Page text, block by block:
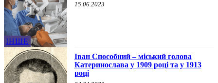
ІНШЕ
15.06.2023
Іван Способний – міський голова
Катеринослава у 1909 році та у 1913
році